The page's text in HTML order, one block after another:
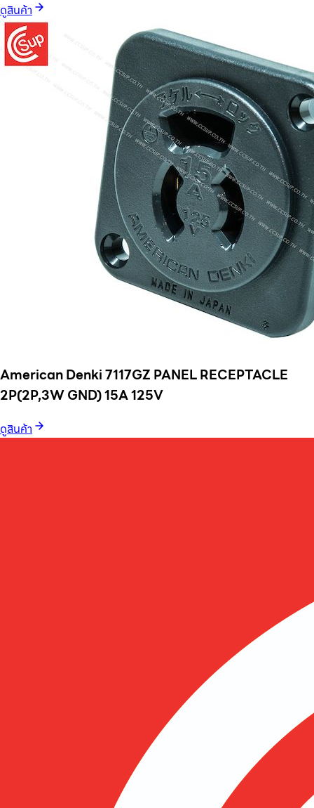
ดูสินค้า
American Denki 7117GZ PANEL RECEPTACLE
2P(2P,3W GND) 15A 125V
ดูสินค้า